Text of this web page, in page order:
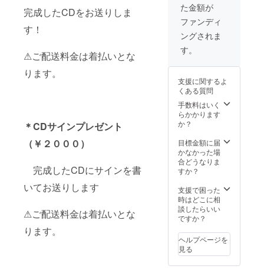
完成したCDをお送りしま
す！
⚠ご配送料金は着払いとな
ります。
＊CDサインプレゼント
（￥２０００）
完成したCDにサインを書
いてお送りします
⚠ご配送料金は着払いとな
ります。
た金額が
ファンディ
ングされま
す。
支援に関するよ
くある質問
手数料はいく
らかかります
か？
目標金額に届
かなかった場
合どうなりま
すか？
支援で困った
時はどこに相
談したらいい
ですか？
ヘルプページを
見る